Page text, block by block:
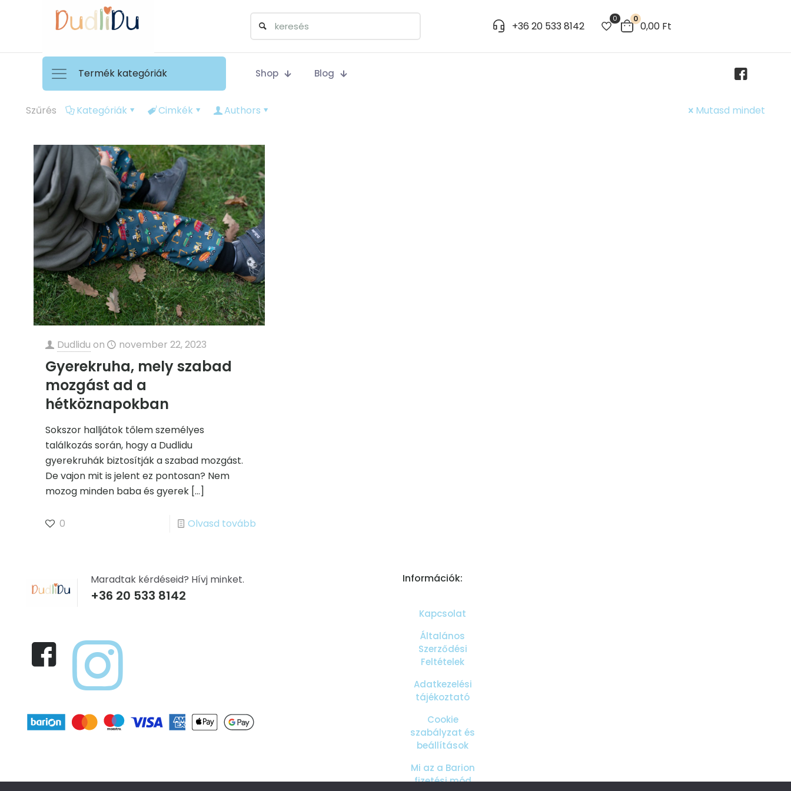
+36 20 533 8142
0 0
0,00 Ft
Termék kategóriák Shop Blog
Szűrés Kategóriák Cimkék Authors Mutasd mindet
Dudlidu on november 22, 2023
Gyerekruha, mely szabad
mozgást ad a
hétköznapokban
Sokszor halljátok tőlem személyes
találkozás során, hogy a Dudlidu
gyerekruhák biztosítják a szabad mozgást.
De vajon mit is jelent ez pontosan? Nem
mozog minden baba és gyerek[…]
0 Olvasd tovább
+36 20 533 8142
Maradtak kérdéseid? Hívj minket. Információk:
Kapcsolat
Általános
Szerződési
Feltételek
Adatkezelési
tájékoztató
Cookie
szabályzat és
beállítások
Mi az a Barion
fizetési mód